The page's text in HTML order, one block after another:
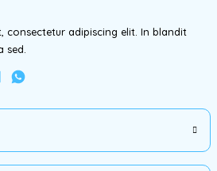
consectetur adipiscing elit. In blandit
sed.